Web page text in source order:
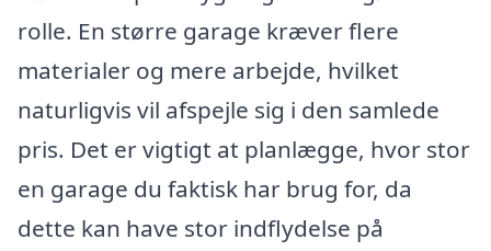
rolle. En større garage kræver flere
materialer og mere arbejde, hvilket
naturligvis vil afspejle sig i den samlede
pris. Det er vigtigt at planlægge, hvor stor
en garage du faktisk har brug for, da
dette kan have stor indflydelse på